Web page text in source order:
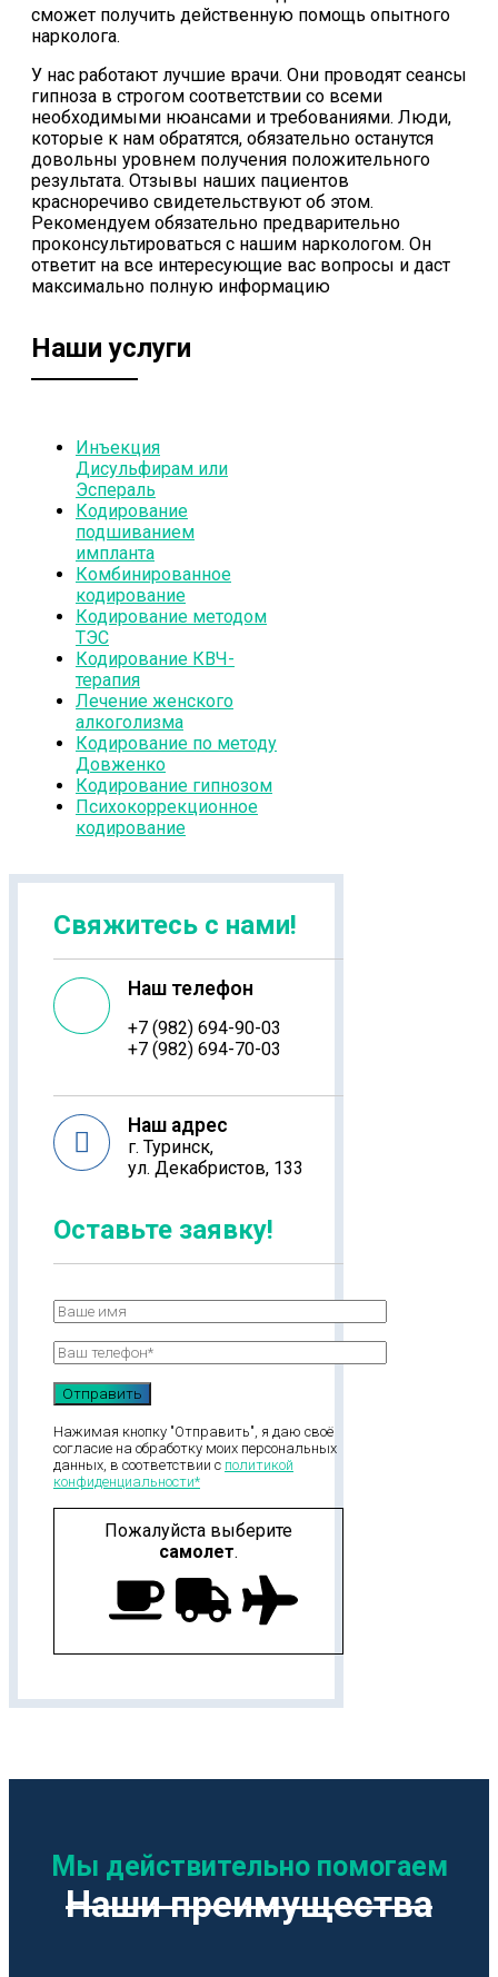
сможет получить действенную помощь опытного
нарколога.
У нас работают лучшие врачи. Они проводят сеансы
гипноза в строгом соответствии со всеми
необходимыми нюансами и требованиями. Люди,
которые к нам обратятся, обязательно останутся
довольны уровнем получения положительного
результата. Отзывы наших пациентов
красноречиво свидетельствуют об этом.
Рекомендуем обязательно предварительно
проконсультироваться с нашим наркологом. Он
ответит на все интересующие вас вопросы и даст
максимально полную информацию
Наши услуги
Инъекция
Дисульфирам или
Эспераль
Кодирование
подшиванием
импланта
Комбинированное
кодирование
Кодирование методом
ТЭС
Кодирование КВЧ-
терапия
Лечение женского
алкоголизма
Кодирование по методу
Довженко
Кодирование гипнозом
Психокоррекционное
кодирование
Свяжитесь с нами!
Наш телефон
+7 (982) 694-90-03
+7 (982) 694-70-03
Наш адрес
г. Туринск,
ул. Декабристов, 133
Оставьте заявку!
Нажимая кнопку "Отправить", я даю своё
согласие на обработку моих персональных
данных, в соответствии с политикой
конфиденциальности*
Пожалуйста выберите
самолет.
Мы действительно помогаем
Наши преимущества